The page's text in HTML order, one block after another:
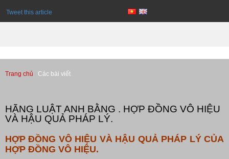
Tweet this article
Trang chủ Các bài viết
HÃNG LUẬT ANH BẰNG . HỢP ĐỒNG VÔ HIỆU
VÀ HẬU QUẢ PHÁP LÝ.
HỢP ĐỒNG VÔ HIỆU VÀ HẬU QUẢ PHÁP LÝ CỦA
HỢP ĐỒNG VÔ HIỆU.